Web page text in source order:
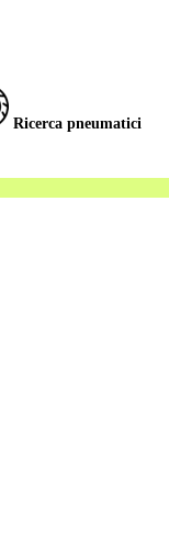
Ricerca pneumatici